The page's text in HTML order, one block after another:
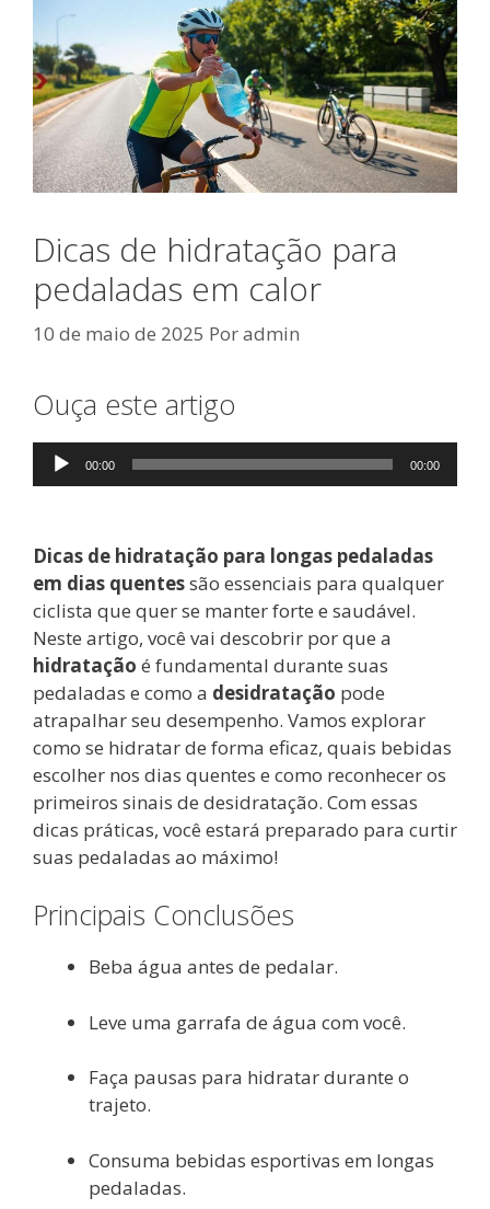
Dicas de hidratação para
pedaladas em calor
10 de maio de 2025 Poradmin
Ouça este artigo
Tocador
de
00:00 00:00
Dicas de hidratação para longas pedaladas
em dias quentessão essenciais para qualquer
ciclista que quer se manter forte e saudável.
Neste artigo, você vai descobrir por que a
hidratação é fundamental durante suas
pedaladas e como a desidratação pode
atrapalhar seu desempenho. Vamos explorar
como se hidratar de forma eficaz, quais bebidas
escolher nos dias quentes e como reconhecer os
primeiros sinais de desidratação. Com essas
dicas práticas, você estará preparado para curtir
suas pedaladas ao máximo!
Principais Conclusões
Beba água antes de pedalar.
Leve uma garrafa de água com você.
Faça pausas para hidratar durante o
trajeto.
Consuma bebidas esportivas em longas
pedaladas.